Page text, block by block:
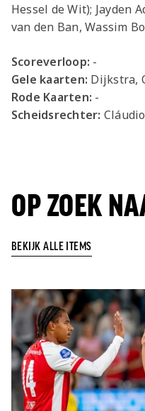
Hessel de Wit); Jayden
van den Ban, Wassim
Scoreverloop: -
Gele kaarten: Dijkstra,
Rode Kaarten: -
Scheidsrechter:
OP ZOEK
BEKIJK ALLE ITEMS